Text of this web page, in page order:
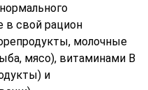
в свой рацион
молочные
мясо), витаминами B
и